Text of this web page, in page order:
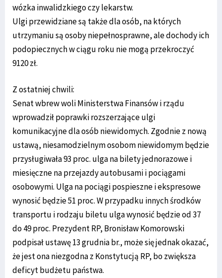
wózka inwalidzkiego czy lekarstw.
Ulgi przewidziane są także dla osób, na których
utrzymaniu są osoby niepełnosprawne, ale dochody ich
podopiecznych w ciągu roku nie mogą przekroczyć
9120 zł.
Z ostatniej chwili:
Senat wbrew woli Ministerstwa Finansów i rządu
wprowadził poprawki rozszerzające ulgi
komunikacyjne dla osób niewidomych. Zgodnie z nową
ustawą, niesamodzielnym osobom niewidomym będzie
przysługiwała 93 proc. ulga na bilety jednorazowe i
miesięczne na przejazdy autobusami i pociągami
osobowymi. Ulga na pociągi pospieszne i ekspresowe
wynosić będzie 51 proc. W przypadku innych środków
transportu i rodzaju biletu ulga wynosić będzie od 37
do 49 proc. Prezydent RP, Bronisław Komorowski
podpisał ustawę 13 grudnia br., może się jednak okazać,
że jest ona niezgodna z Konstytucją RP, bo zwiększa
deficyt budżetu państwa.